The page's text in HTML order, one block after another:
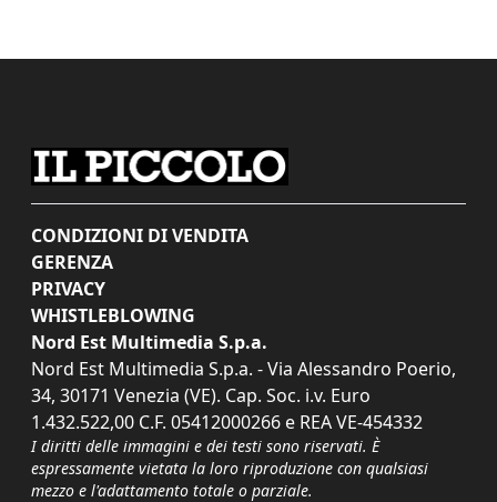
CONDIZIONI DI VENDITA
GERENZA
PRIVACY
WHISTLEBLOWING
Nord Est Multimedia S.p.a.
Nord Est Multimedia S.p.a. - Via Alessandro Poerio,
34, 30171 Venezia (VE). Cap. Soc. i.v. Euro
1.432.522,00 C.F. 05412000266 e REA VE-454332
I diritti delle immagini e dei testi sono riservati. È
espressamente vietata la loro riproduzione con qualsiasi
mezzo e l'adattamento totale o parziale.